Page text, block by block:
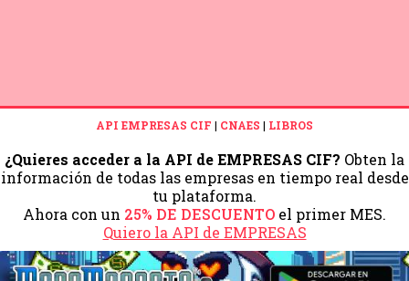
API EMPRESAS CIF | CNAES | LIBROS
¿Quieres acceder a la API de EMPRESAS CIF? Obten la
información de todas las empresas en tiempo real desde
tu plataforma.
Ahora con un 25% DE DESCUENTO el primer MES.
Quiero la API de EMPRESAS